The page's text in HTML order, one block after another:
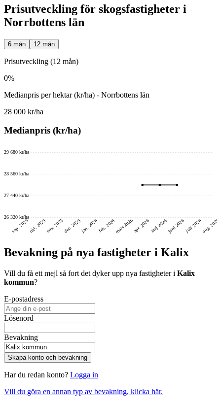
Prisutveckling för skogsfastigheter i
Norrbottens län
6 mån 12 mån
Prisutveckling (12 mån)
0%
Medianpris per hektar (kr/ha) - Norrbottens län
28 000 kr/ha
Medianpris (kr/ha)
26 320 kr/ha
27 440 kr/ha
28 560 kr/ha
29 680 kr/ha
sep. 2025okt. 2025nov. 2025dec. 2025jan. 2026feb. 2026mars 2026apr. 2026maj 2026juni 2026juli 2026aug. 2026
Bevakning på nya fastigheter i Kalix
Vill du få ett mejl så fort det dyker upp nya fastigheter i Kalix
kommun?
E-postadress
Lösenord
Bevakning
Skapa konto och bevakning
Har du redan konto? Logga in
Vill du göra en annan typ av bevakning, klicka här.